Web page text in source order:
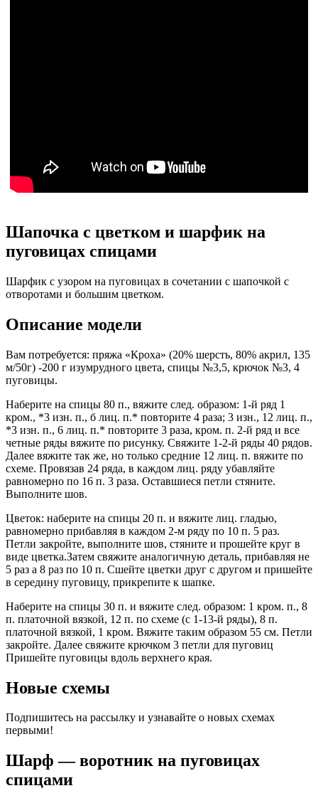
Шапочка с цветком и шарфик на
пуговицах спицами
Шарфик с узором на пуговицах в сочетании с шапочкой с
отворотами и большим цветком.
Описание модели
Вам потребуется: пряжа «Кроха» (20% шерсть, 80% акрил, 135
м/50г) -200 г изумрудного цвета, спицы №3,5, крючок №3, 4
пуговицы.
Наберите на спицы 80 п., вяжите след. образом: 1-й ряд 1
кром., *3 изн. п., б лиц. п.* повторите 4 раза; 3 изн., 12 лиц. п.,
*3 изн. п., 6 лиц. п.* повторите 3 раза, кром. п. 2-й ряд и все
четные ряды вяжите по рисунку. Свяжите 1-2-й ряды 40 рядов.
Далее вяжите так же, но только средние 12 лиц. п. вяжите по
схеме. Провязав 24 ряда, в каждом лиц. ряду убавляйте
равномерно по 16 п. 3 раза. Оставшиеся петли стяните.
Выполните шов.
Цветок: наберите на спицы 20 п. и вяжите лиц. гладью,
равномерно прибавляя в каждом 2-м ряду по 10 п. 5 раз.
Петли закройте, выполните шов, стяните и прошейте круг в
виде цветка.Затем свяжите аналогичную деталь, прибавляя не
5 раз а 8 раз по 10 п. Сшейте цветки друг с другом и пришейте
в середину пуговицу, прикрепите к шапке.
Наберите на спицы 30 п. и вяжите след. образом: 1 кром. п., 8
п. платочной вязкой, 12 п. по схеме (с 1-13-й ряды), 8 п.
платочной вязкой, 1 кром. Вяжите таким образом 55 см. Петли
закройте. Далее свяжите крючком 3 петли для пуговиц
Пришейте пуговицы вдоль верхнего края.
Новые схемы
Подпишитесь на рассылку и узнавайте о новых схемах
первыми!
Шарф — воротник на пуговицах
спицами